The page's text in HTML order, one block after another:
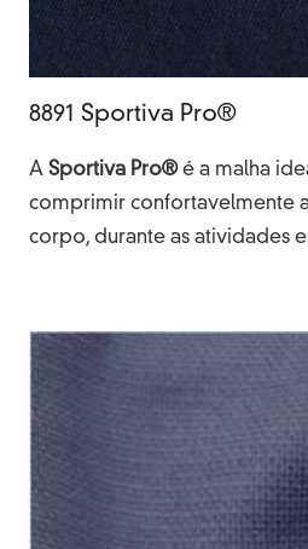
8891 Sportiva Pro®
A Sportiva Pro®é a malha
comprimir confortavelmente
corpo, durante as atividades